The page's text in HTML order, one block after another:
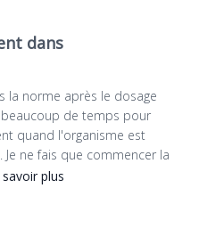
dans
la norme après le dosage
de temps pour
quand l'organisme est
ne fais que commencer la
savoir plus